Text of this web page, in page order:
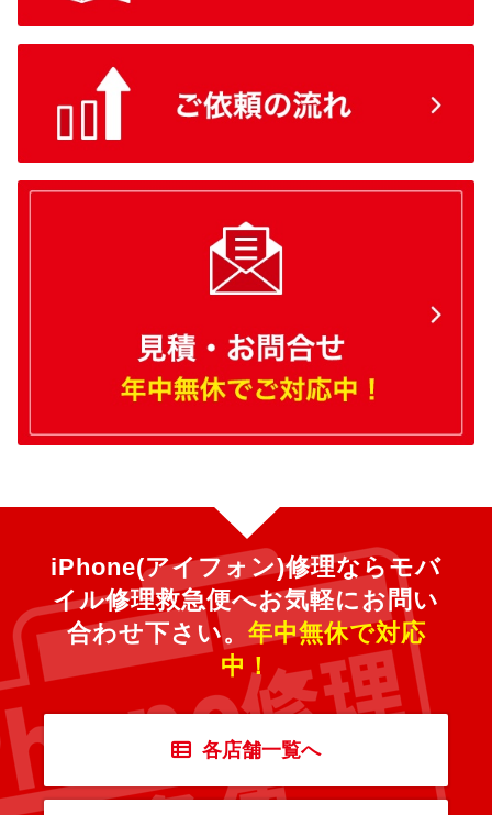
iPhone(アイフォン)修理ならモバ
イル修理救急便へお気軽にお問い
合わせ下さい。 年中無休で対応
中！
各店舗一覧へ